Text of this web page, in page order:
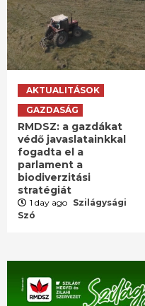
AKTUALITÁSOK
GAZDASÁG
RMDSZ: a gazdákat
védő javaslatainkkal
fogadta el a
parlament a
biodiverzitási
stratégiát
1 day ago Szilágysági
Szó